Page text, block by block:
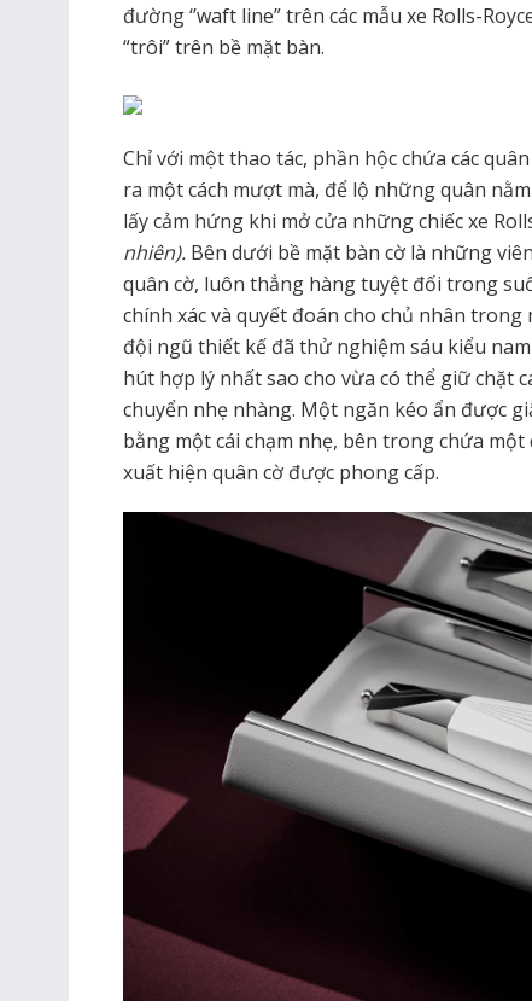
đường ‘’waft line” trên các mẫu xe Rolls-
“trôi” trên bề mặt bàn.
Chỉ với một thao tác, phần hộc chứa các
ra một cách mượt mà, để lộ những quân
lấy cảm hứng khi mở cửa những chiếc xe
nhiên). Bên dưới bề mặt bàn cờ là những
quân cờ, luôn thẳng hàng tuyệt đối trong
chính xác và quyết đoán cho chủ nhân
đội ngũ thiết kế đã thử nghiệm sáu kiểu
hút hợp lý nhất sao cho vừa có thể giữ chặt
chuyển nhẹ nhàng. Một ngăn kéo ẩn được
bằng một cái chạm nhẹ, bên trong chứa
xuất hiện quân cờ được phong cấp.